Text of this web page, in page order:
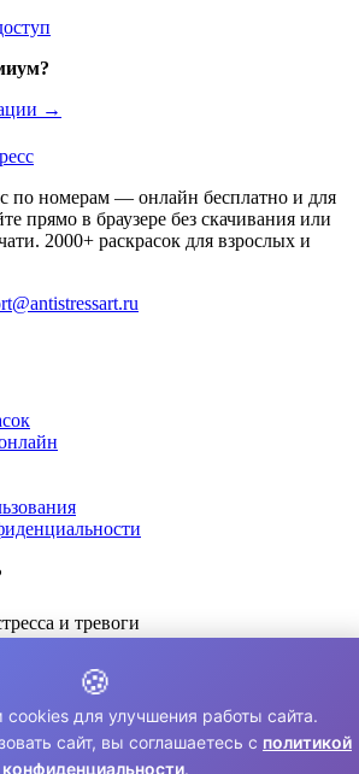
→
по номерам — онлайн бесплатно и для
прямо в браузере без скачивания или
2000+ раскрасок для взрослых и
и тревоги
и расслабления
досуга
Все права защищены.
🍪
для улучшения работы сайта.
сайт, вы соглашаетесь с политикой
конфиденциальности.